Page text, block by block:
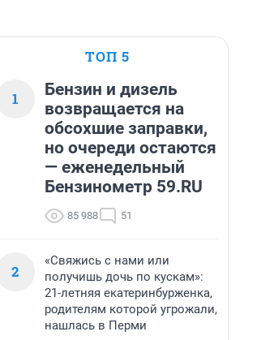
ТОП 5
1
Бензин и дизель
возвращается на
обсохшие заправки,
но очереди остаются
— еженедельный
Бензинометр 59.RU
85 988 51
2
«Свяжись с нами или
получишь дочь по кускам»:
21-летняя екатеринбурженка,
родителям которой угрожали,
нашлась в Перми